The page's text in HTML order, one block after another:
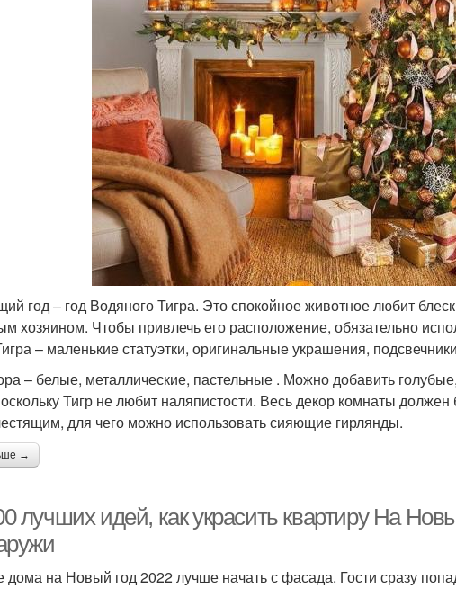
год – год Водяного Тигра. Это спокойное животное любит
хозяином. Чтобы привлечь его расположение, обязательно
– маленькие статуэтки, оригинальные украшения,
– белые, металлические, пастельные . Можно добавить
Тигр не любит наляпистости. Весь декор комнаты
для чего можно использовать сияющие гирлянды.
→
лучших идей, как украсить квартиру На
на Новый год 2022 лучше начать с фасада. Гости сразу